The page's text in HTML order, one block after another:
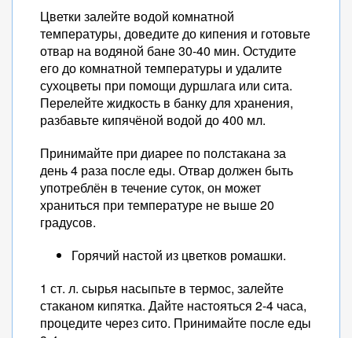
Цветки залейте водой комнатной
температуры, доведите до кипения и готовьте
отвар на водяной бане 30-40 мин. Остудите
его до комнатной температуры и удалите
сухоцветы при помощи дуршлага или сита.
Перелейте жидкость в банку для хранения,
разбавьте кипячёной водой до 400 мл.
Принимайте при диарее по полстакана за
день 4 раза после еды. Отвар должен быть
употреблён в течение суток, он может
храниться при температуре не выше 20
градусов.
Горячий настой из цветков ромашки.
1 ст. л. сырья насыпьте в термос, залейте
стаканом кипятка. Дайте настояться 2-4 часа,
процедите через сито. Принимайте после еды